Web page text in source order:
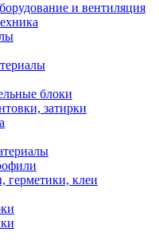
и вентиляция
блоки
затирки
клеи